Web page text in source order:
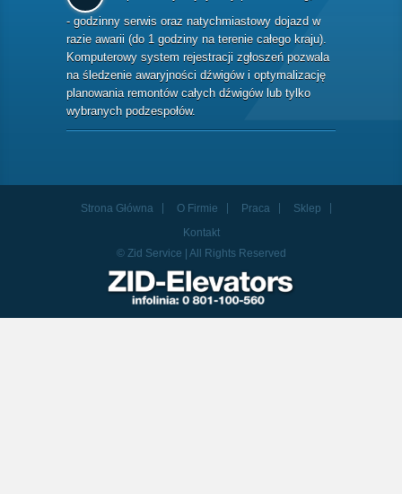
- godzinny serwis oraz natychmiastowy dojazd w
razie awarii (do 1 godziny na terenie całego kraju).
Komputerowy system rejestracji zgłoszeń pozwala
na śledzenie awaryjności dźwigów i optymalizację
planowania remontów całych dźwigów lub tylko
wybranych podzespołów.
Strona Główna O Firmie Praca
Sklep
Kontakt
© Zid Service | All Rights Reserved